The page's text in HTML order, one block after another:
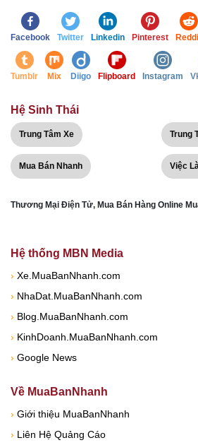
Facebook Twitter Linkedin Pinterest
Tumblr Mix Diigo Flipboard Instagram
Hệ Sinh Thái
Trung Tâm Xe Trung
Mua Bán Nhanh Việc
Thương Mại Điện Tử, Mua Bán Hàng Online
Hệ thống MBN Media
› Xe.MuaBanNhanh.com
› NhaDat.MuaBanNhanh.com
› Blog.MuaBanNhanh.com
› KinhDoanh.MuaBanNhanh.com
› Google News
Về MuaBanNhanh
› Giới thiệu MuaBanNhanh
› Liên Hệ Quảng Cáo